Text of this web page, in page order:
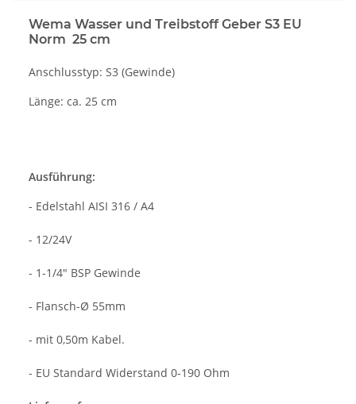
Wema Wasser und Treibstoff Geber S3 EU
Norm 25 cm
Anschlusstyp: S3 (Gewinde)
Länge: ca. 25 cm
Ausführung:
- Edelstahl AISI 316 / A4
- 12/24V
- 1-1/4" BSP Gewinde
- Flansch-Ø 55mm
- mit 0,50m Kabel.
- EU Standard Widerstand 0-190 Ohm